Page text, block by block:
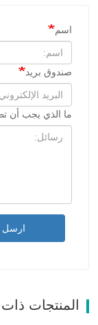
اسم
صندوق بريد
ما الذي يجب أن
ارسل
المنتجات